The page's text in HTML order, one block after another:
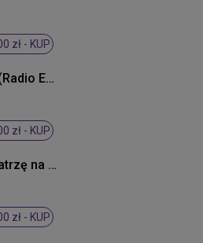
zł - KUP
Jesteś (Radio Edit 2013)
zł - KUP
Kiedy patrzę na nią (Radio Mix)
zł - KUP